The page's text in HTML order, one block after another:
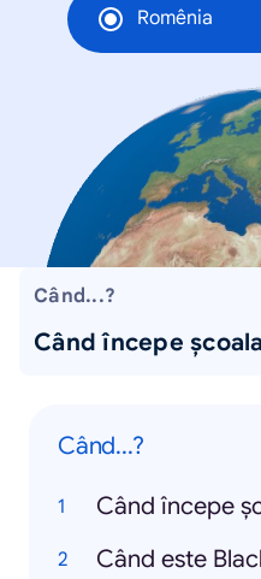
Romênia
Când...?
Când începe școala
Când...?
Când începe